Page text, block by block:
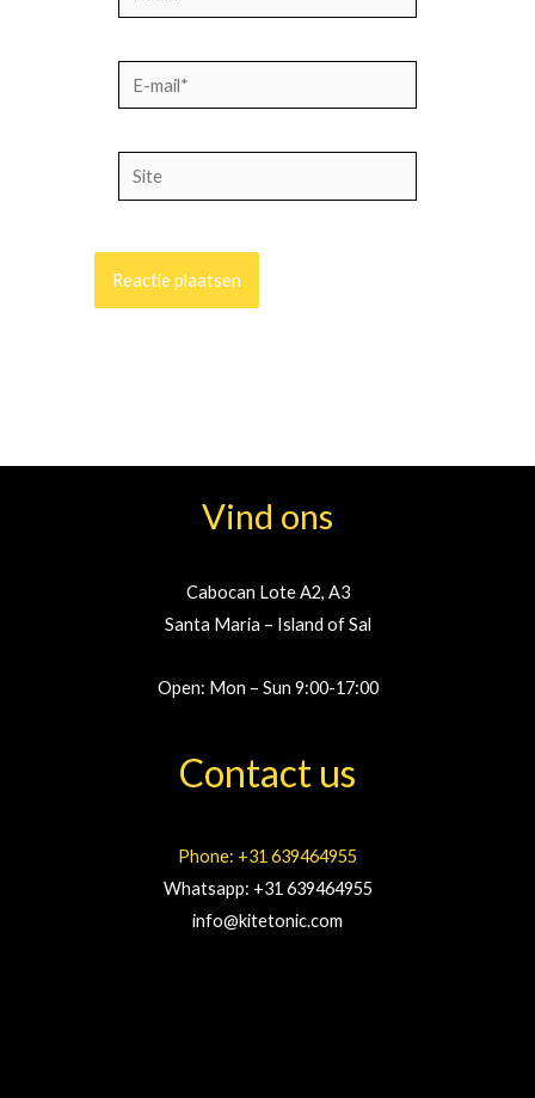
E-
mail*
Site
Vind ons
Cabocan Lote A2, A3
Santa Maria – Island of Sal
Open: Mon – Sun 9:00-17:00
Contact us
Phone: +31 639464955
Whatsapp: +31 639464955
info@kitetonic.com